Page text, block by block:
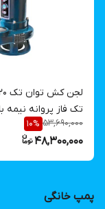
TPD20/8
53,690,000
10%
48,300,000
پمپ خانگی